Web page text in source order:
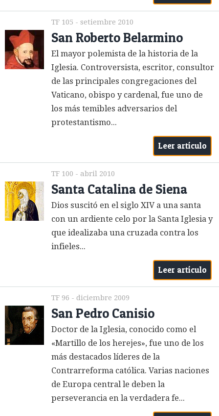
TF 105 - setiembre 2010
San Roberto Belarmino
El mayor polemista de la historia de la
Iglesia. Controversista, escritor, consultor
de las principales congregaciones del
Vaticano, obispo y cardenal, fue uno de
los más temibles adversarios del
protestantismo...
Leer artículo
TF 100 - abril 2010
Santa Catalina de Siena
Dios suscitó en el siglo XIV a una santa
con un ardiente celo por la Santa Iglesia y
que idealizaba una cruzada contra los
infieles...
Leer artículo
TF 96 - diciembre 2009
San Pedro Canisio
Doctor de la Iglesia, conocido como el
«Martillo de los herejes», fue uno de los
más destacados líderes de la
Contrarreforma católica. Varias naciones
de Europa central le deben la
perseverancia en la verdadera fe...